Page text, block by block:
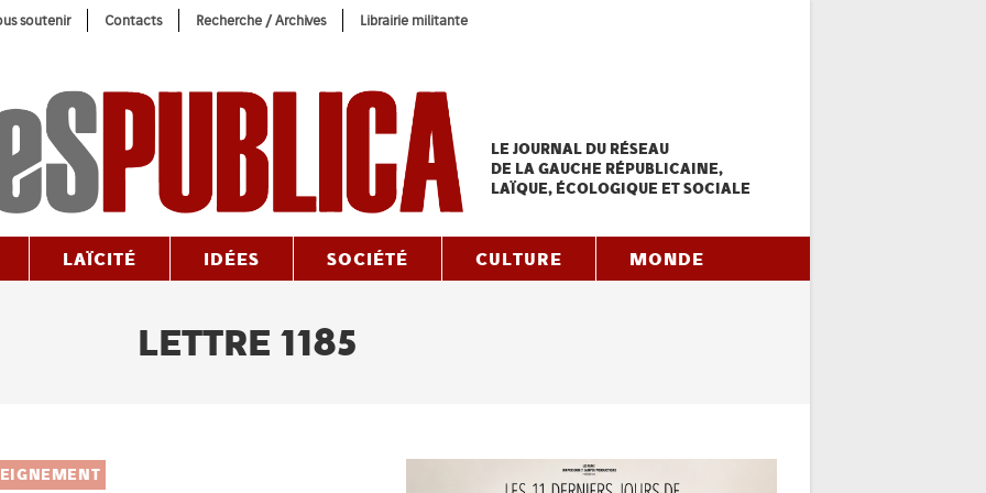
soutenir Contacts Recherche / Archives Librairie militante
LE JOURNAL DU RÉSEAU
DE LA GAUCHE RÉPUBLICAINE,
LAÏQUE, ÉCOLOGIQUE ET SOCIALE
LAÏCITÉ IDÉES SOCIÉTÉ CULTURE MONDE
LETTRE 1185